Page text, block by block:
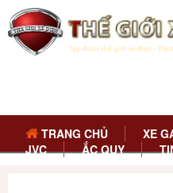
TRANG CHỦ XE
JVC
ẮC QUY